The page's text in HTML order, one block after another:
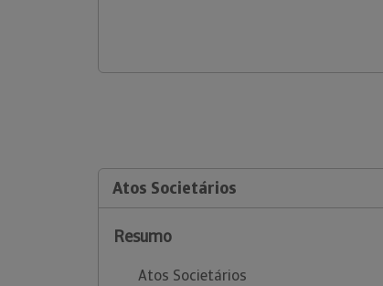
Atos Societários
Resumo
Atos Societários